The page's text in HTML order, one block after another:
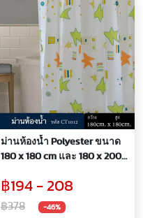
ม่านห้องน้ำ Polyester ขนาด
180 x 180 cm และ 180 x 200
฿194 - 208
฿378 -46%